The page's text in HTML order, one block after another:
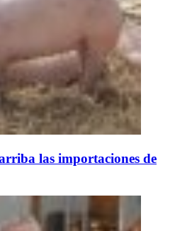
las importaciones de